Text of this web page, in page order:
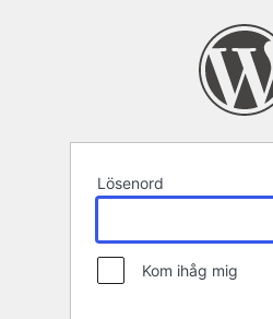
Lösenord
Kom ihåg mig